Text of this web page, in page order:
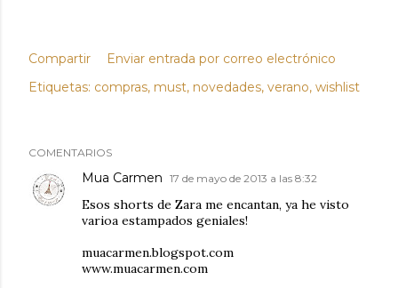
Compartir
Enviar entrada por correo electrónico
Etiquetas: compras must novedades verano wishlist
COMENTARIOS
Mua Carmen 17 de mayo de 2013 a las 8:32
Esos shorts de Zara me encantan, ya he visto
varioa estampados geniales!
muacarmen.blogspot.com
www.muacarmen.com